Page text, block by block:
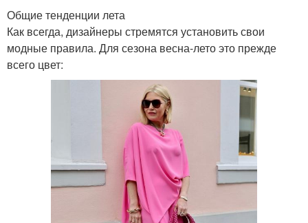
Общие тенденции лета
Как всегда, дизайнеры стремятся установить свои
модные правила. Для сезона весна-лето это прежде
всего цвет: